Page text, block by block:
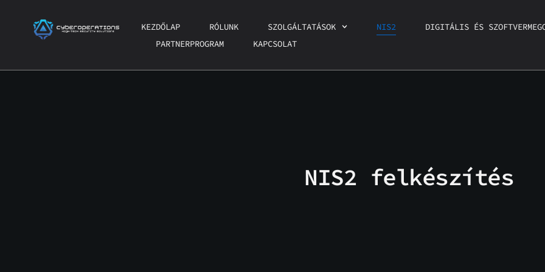
tartalomhoz
KEZDŐLAP RÓLUNK SZOLGÁLTATÁSOK NIS2
DIGITÁLIS ÉS
PARTNERPROGRAM
KAPCSOLAT
NIS2 felkészítés